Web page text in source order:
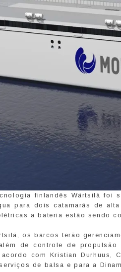
finlandês Wärtsilä foi
para dois catamarãs de
a bateria estão sendo
os barcos terão
de controle de
com Kristian Durhuus,
de balsa e para a